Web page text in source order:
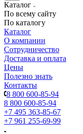
Каталог
По всему сайту
По каталогу
Каталог
О компании
Сотрудничество
Доставка и оплата
Цены
Полезно знать
Контакты
8 800 600-85-94
8 800 600-85-94
+7 495 363-85-67
+7 961 255-69-99